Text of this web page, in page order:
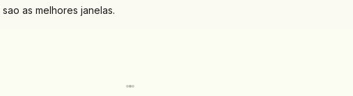
sao as melhores janelas.